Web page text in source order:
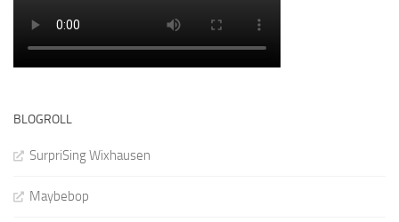
BLOGROLL
SurpriSing Wixhausen
Maybebop